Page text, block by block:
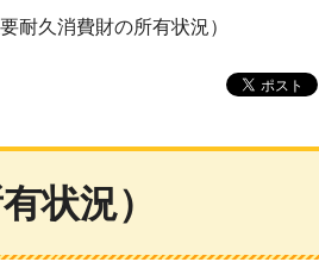
耐久消費財の所有状況）
状況）